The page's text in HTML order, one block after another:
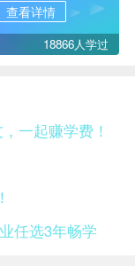
查看详情
18866人学过
一起赚学费！
任选3年畅学